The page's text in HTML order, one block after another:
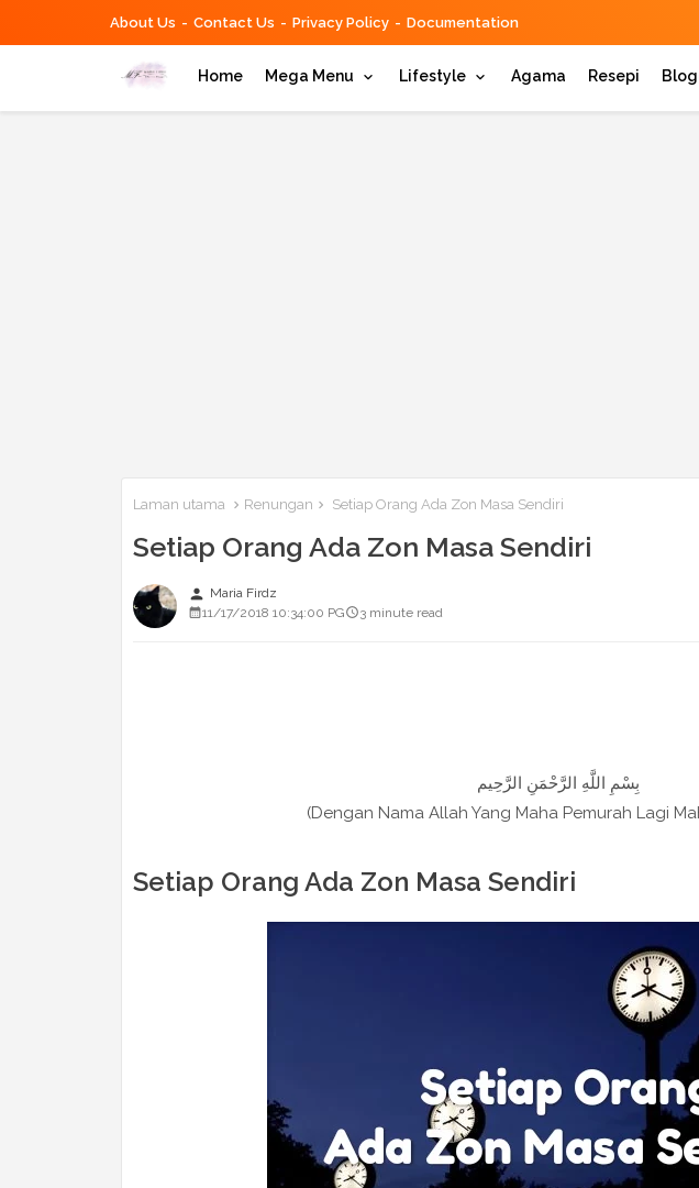
About Us Contact Us Privacy Policy Documentation
Home Mega Menu Lifestyle Agama Resepi
Laman utama Renungan Setiap Orang Ada Zon Masa Sendiri
Setiap Orang Ada Zon Masa Sendiri
person Maria Firdz
11/17/2018 10:34:00 PG
3 minute read
(Dengan Nama Allah Yang Maha Pemurah Lagi
Setiap Orang Ada Zon Masa Sendiri